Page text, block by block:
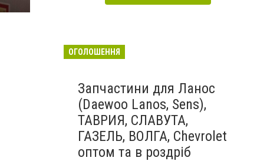
ОГОЛОШЕННЯ
Запчастини для Ланос
(Daewoo Lanos, Sens),
ТАВРИЯ, СЛАВУТА,
ГАЗЕЛЬ, ВОЛГА, Chevrolet
оптом та в роздріб